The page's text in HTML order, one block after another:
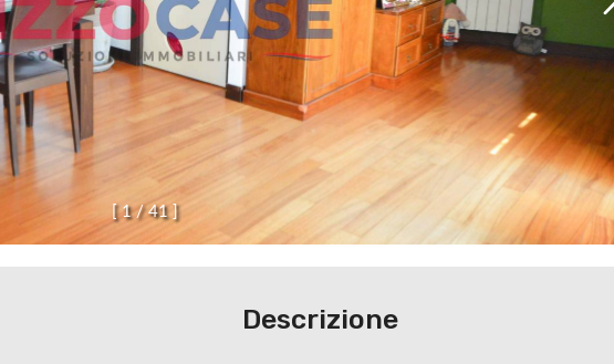
1 / 41
Descrizione